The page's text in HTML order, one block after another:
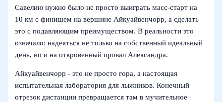
Савелию нужно было не просто выиграть масс-старт на
10 км с финишем на вершине Айкуайвенчорр, а сделать
это с подавляющим преимуществом. В реальности это
означало: надеяться не только на собственный идеальный
день, но и на откровенный провал Александра.
Айкуайвенчорр - это не просто гора, а настоящая
испытательная лаборатория для лыжников. Конечный
отрезок дистанции превращается там в мучительное